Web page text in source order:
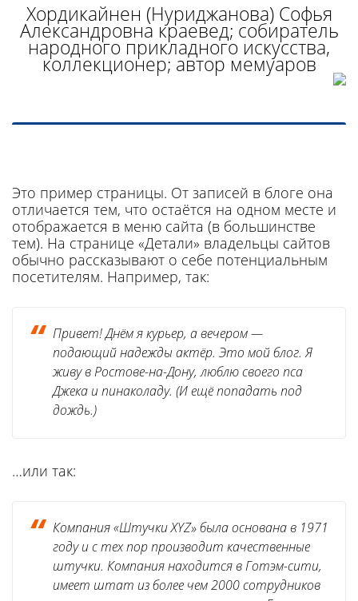
Хордикайнен (Нуриджанова) Софья
Александровна краевед; собиратель
народного прикладного искусства,
коллекционер; автор мемуаров
Это пример страницы. От записей в блоге она
отличается тем, что остаётся на одном месте и
отображается в меню сайта (в большинстве
тем). На странице «Детали» владельцы сайтов
обычно рассказывают о себе потенциальным
посетителям. Например, так:
Привет! Днём я курьер, а вечером —
подающий надежды актёр. Это мой блог. Я
живу в Ростове-на-Дону, люблю своего пса
Джека и пинаколаду. (И ещё попадать под
дождь.)
…или так:
Компания «Штучки XYZ» была основана в 1971
году и с тех пор производит качественные
штучки. Компания находится в Готэм-сити,
имеет штат из более чем 2000 сотрудников